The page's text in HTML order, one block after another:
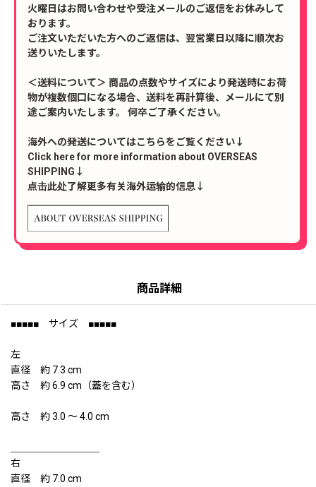
火曜日はお問い合わせや受注メールのご返信をお休みして
おります。
ご注文いただいた方へのご返信は、翌営業日以降に順次お
送りいたします。
＜送料について＞ 商品の点数やサイズにより発送時にお荷
物が複数個口になる場合、送料を再計算後、メールにて別
途ご案内いたします。 何卒ご了承ください。
海外への発送についてはこちらをご覧ください↓
Click here for more information about OVERSEAS
SHIPPING↓
点击此处了解更多有关海外运输的信息↓
商品詳細
■■■■■ サイズ ■■■■■
左
直径 約 7.3 cm
高さ 約 6.9 cm（蓋を含む）
高さ 約 3.0 〜 4.0 cm
右
直径 約 7.0 cm